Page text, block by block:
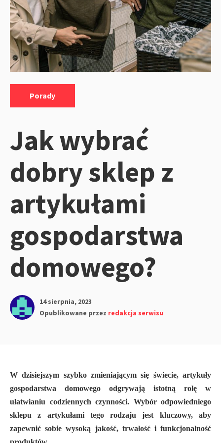
Porady
Jak wybrać
dobry sklep z
artykułami
gospodarstwa
domowego?
14 sierpnia, 2023
Opublikowane przez redakcja serwisu
W dzisiejszym szybko zmieniającym się świecie, artykuły
gospodarstwa domowego odgrywają istotną rolę w
ułatwianiu codziennych czynności. Wybór odpowiedniego
sklepu z artykułami tego rodzaju jest kluczowy, aby
zapewnić sobie wysoką jakość, trwałość i funkcjonalność